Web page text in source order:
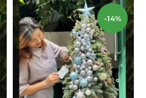
(132)
(91)
(63)
(38)
-14%